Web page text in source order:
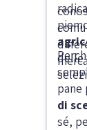
delle
pane
di
sé,